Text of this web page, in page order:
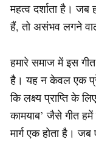
महत्व दर्शाता है।
हैं, तो असंभव लगने
हमारे समाज में इस
है। यह न केवल एक
कि लक्ष्य प्राप्ति के
कामयाब’ जैसे गीत
मार्ग एक होता है।